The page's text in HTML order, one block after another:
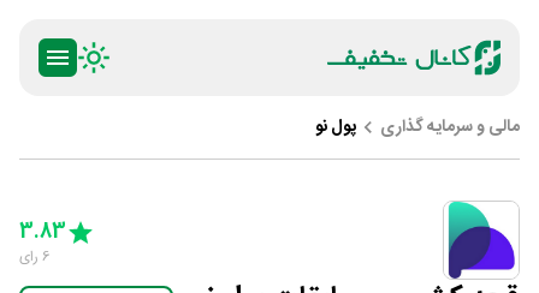
مالی و سرمایه گذاری پول نو
3 Stars
4 Stars
5 Stars
3.83
6 رای